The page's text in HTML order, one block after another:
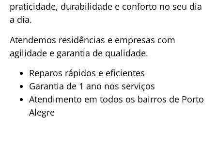
praticidade, durabilidade e conforto no seu dia
a dia.
Atendemos residências e empresas com
agilidade e garantia de qualidade.
Reparos rápidos e eficientes
Garantia de 1 ano nos serviços
Atendimento em todos os bairros de Porto
Alegre